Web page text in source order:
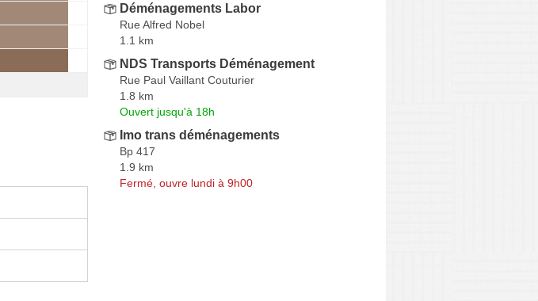
Déménagements Labor
Rue Alfred Nobel
1.1 km
NDS Transports Déménagement
Rue Paul Vaillant Couturier
1.8 km
Ouvert jusqu'à 18h
Imo trans déménagements
Bp 417
1.9 km
Fermé, ouvre lundi à 9h00